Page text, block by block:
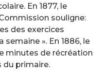
En 1877, le
souligne:
des exercices
semaine ». En 1886, le
minutes de récréation
du primaire.